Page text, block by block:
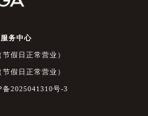
务中心
假日正常营业）
假日正常营业）
2025041310号-3